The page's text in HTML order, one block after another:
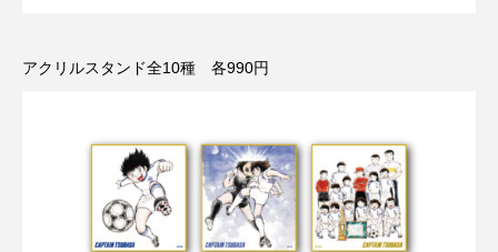
アクリルスタンド全10種 各990円